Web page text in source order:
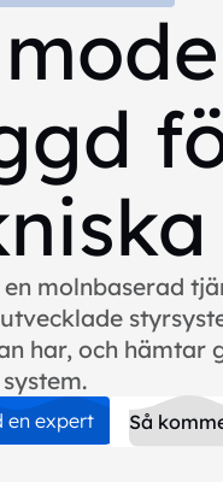
en molnbaserad
har, och hämtar
en expert Så